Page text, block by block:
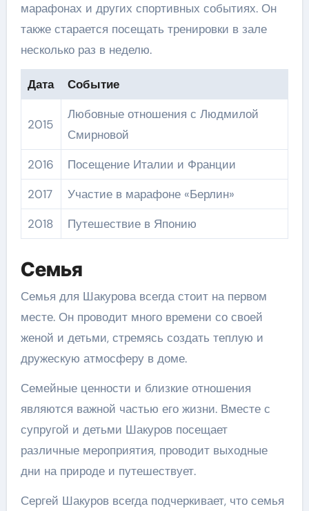
марафонах и других спортивных событиях. Он
также старается посещать тренировки в зале
несколько раз в неделю.
Дата Событие
2015
Любовные отношения с Людмилой
Смирновой
2016
Посещение Италии и Франции
2017
Участие в марафоне «Берлин»
2018
Путешествие в Японию
Семья
Семья для Шакурова всегда стоит на первом
месте. Он проводит много времени со своей
женой и детьми, стремясь создать теплую и
дружескую атмосферу в доме.
Семейные ценности и близкие отношения
являются важной частью его жизни. Вместе с
супругой и детьми Шакуров посещает
различные мероприятия, проводит выходные
дни на природе и путешествует.
Сергей Шакуров всегда подчеркивает, что семья